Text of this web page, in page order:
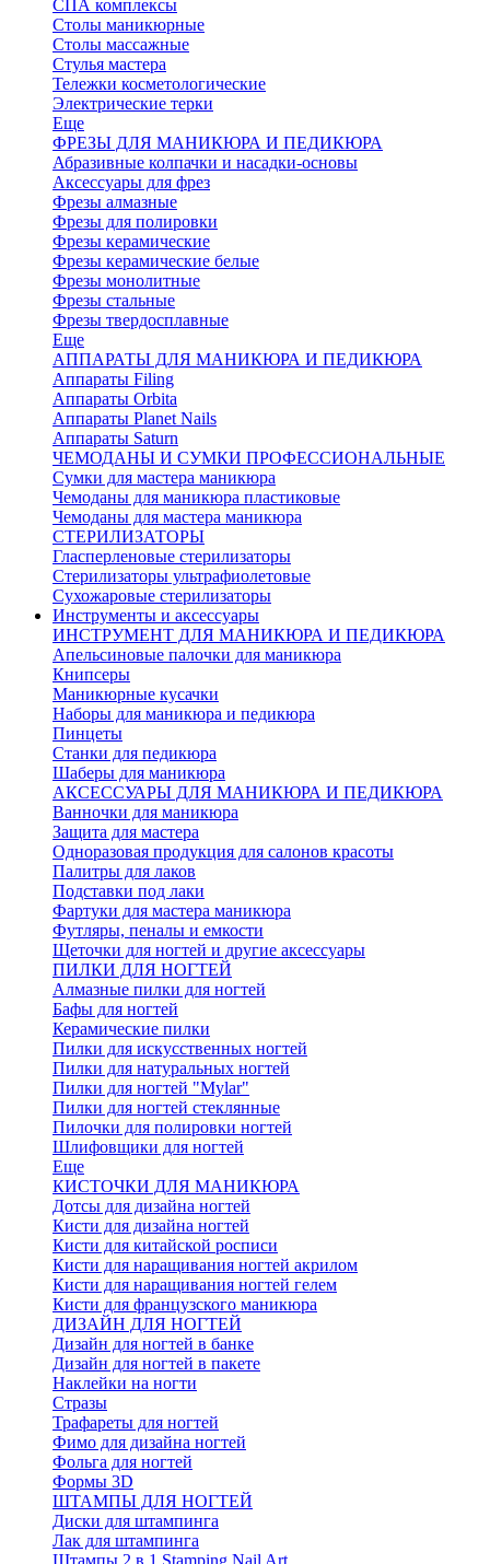
СПА комплексы
Столы маникюрные
Столы массажные
Стулья мастера
Тележки косметологические
Электрические терки
Еще
ФРЕЗЫ ДЛЯ МАНИКЮРА И ПЕДИКЮРА
Абразивные колпачки и насадки-основы
Аксессуары для фрез
Фрезы алмазные
Фрезы для полировки
Фрезы керамические
Фрезы керамические белые
Фрезы монолитные
Фрезы стальные
Фрезы твердосплавные
Еще
АППАРАТЫ ДЛЯ МАНИКЮРА И ПЕДИКЮРА
Аппараты Filing
Аппараты Orbita
Аппараты Planet Nails
Аппараты Saturn
ЧЕМОДАНЫ И СУМКИ ПРОФЕССИОНАЛЬНЫЕ
Сумки для мастера маникюра
Чемоданы для маникюра пластиковые
Чемоданы для мастера маникюра
СТЕРИЛИЗАТОРЫ
Гласперленовые стерилизаторы
Стерилизаторы ультрафиолетовые
Сухожаровые стерилизаторы
Инструменты и аксессуары
ИНСТРУМЕНТ ДЛЯ МАНИКЮРА И ПЕДИКЮРА
Апельсиновые палочки для маникюра
Книпсеры
Маникюрные кусачки
Наборы для маникюра и педикюра
Пинцеты
Станки для педикюра
Шаберы для маникюра
АКСЕССУАРЫ ДЛЯ МАНИКЮРА И ПЕДИКЮРА
Ванночки для маникюра
Защита для мастера
Одноразовая продукция для салонов красоты
Палитры для лаков
Подставки под лаки
Фартуки для мастера маникюра
Футляры, пеналы и емкости
Щеточки для ногтей и другие аксессуары
ПИЛКИ ДЛЯ НОГТЕЙ
Алмазные пилки для ногтей
Бафы для ногтей
Керамические пилки
Пилки для искусственных ногтей
Пилки для натуральных ногтей
Пилки для ногтей "Mylar"
Пилки для ногтей стеклянные
Пилочки для полировки ногтей
Шлифовщики для ногтей
Еще
КИСТОЧКИ ДЛЯ МАНИКЮРА
Дотсы для дизайна ногтей
Кисти для дизайна ногтей
Кисти для китайской росписи
Кисти для наращивания ногтей акрилом
Кисти для наращивания ногтей гелем
Кисти для французского маникюра
ДИЗАЙН ДЛЯ НОГТЕЙ
Дизайн для ногтей в банке
Дизайн для ногтей в пакете
Наклейки на ногти
Стразы
Трафареты для ногтей
Фимо для дизайна ногтей
Фольга для ногтей
Формы 3D
ШТАМПЫ ДЛЯ НОГТЕЙ
Диски для штампинга
Лак для штампинга
Штампы 2 в 1 Stamping Nail Art